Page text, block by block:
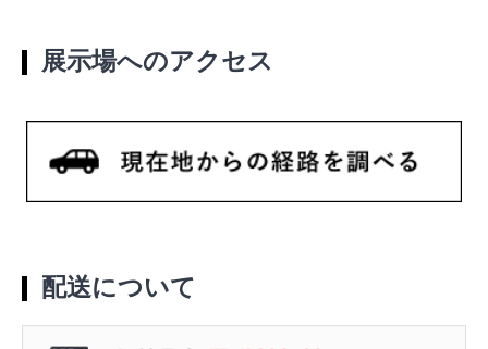
展示場へのアクセス
配送について